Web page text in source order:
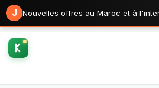
J Nouvelles offres au Maroc et à